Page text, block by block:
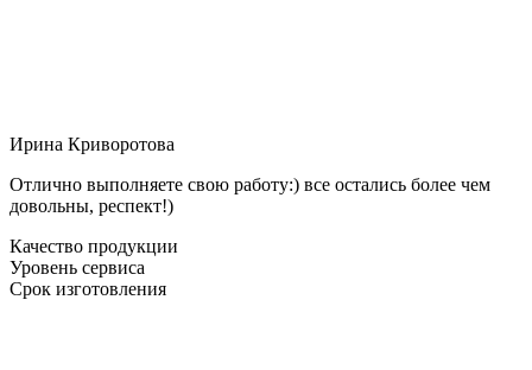
Ирина Криворотова
Отлично выполняете свою работу:) все остались более чем
довольны, респект!)
Качество продукции
Уровень сервиса
Срок изготовления